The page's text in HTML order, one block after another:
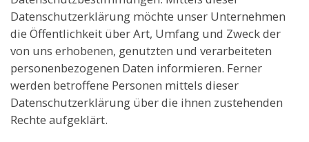
Datenschutzerklärung möchte unser Unternehmen
die Öffentlichkeit über Art, Umfang und Zweck der
von uns erhobenen, genutzten und verarbeiteten
personenbezogenen Daten informieren. Ferner
werden betroffene Personen mittels dieser
Datenschutzerklärung über die ihnen zustehenden
Rechte aufgeklärt.